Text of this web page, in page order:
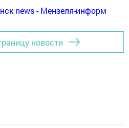
news - Мензеля-информ
новости